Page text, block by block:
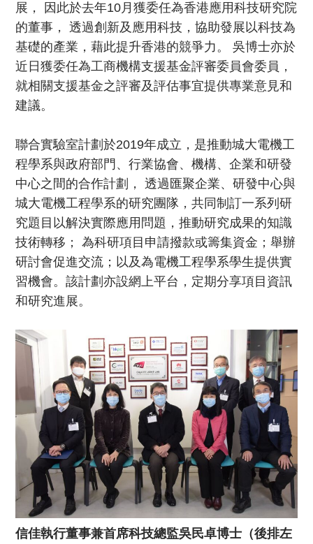
展， 因此於去年10月獲委任為香港應用科技研究院
的董事， 透過創新及應用科技，協助發展以科技為
基礎的產業，藉此提升香港的競爭力。 吳博士亦於
近日獲委任為工商機構支援基金評審委員會委員，
就相關支援基金之評審及評估事宜提供專業意見和
建議。
聯合實驗室計劃於2019年成立，是推動城大電機工
程學系與政府部門、行業協會、機構、企業和研發
中心之間的合作計劃， 透過匯聚企業、研發中心與
城大電機工程學系的研究團隊，共同制訂一系列研
究題目以解決實際應用問題，推動研究成果的知識
技術轉移； 為科研項目申請撥款或籌集資金；舉辦
研討會促進交流；以及為電機工程學系學生提供實
習機會。該計劃亦設網上平台，定期分享項目資訊
和研究進展。
信佳執行董事兼首席科技總監吳民卓博士（後排左